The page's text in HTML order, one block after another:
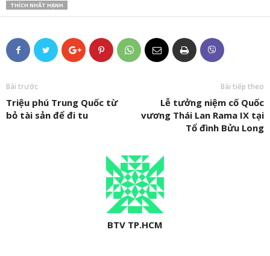
THÍCH NHẤT HẠNH
Bài trước
Triệu phú Trung Quốc từ
bỏ tài sản để đi tu
Bài tiếp theo
Lễ tưởng niệm cố Quốc
vương Thái Lan Rama IX tại
Tổ đình Bửu Long
BTV TP.HCM